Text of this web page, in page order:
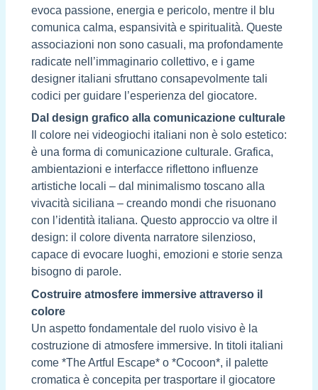
evoca passione, energia e pericolo, mentre il blu
comunica calma, espansività e spiritualità. Queste
associazioni non sono casuali, ma profondamente
radicate nell’immaginario collettivo, e i game
designer italiani sfruttano consapevolmente tali
codici per guidare l’esperienza del giocatore.
Dal design grafico alla comunicazione culturale
Il colore nei videogiochi italiani non è solo estetico:
è una forma di comunicazione culturale. Grafica,
ambientazioni e interfacce riflettono influenze
artistiche locali – dal minimalismo toscano alla
vivacità siciliana – creando mondi che risuonano
con l’identità italiana. Questo approccio va oltre il
design: il colore diventa narratore silenzioso,
capace di evocare luoghi, emozioni e storie senza
bisogno di parole.
Costruire atmosfere immersive attraverso il
colore
Un aspetto fondamentale del ruolo visivo è la
costruzione di atmosfere immersive. In titoli italiani
come *The Artful Escape* o *Cocoon*, il palette
cromatica è concepita per trasportare il giocatore